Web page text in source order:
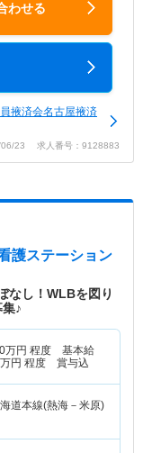
わせる
掖済会名古屋掖済
06/23 求人番号：9128883
護ステーション
なし！WLBを図り
♪
万円 程度 基本給
万円 程度 賞与込
海道本線(熱海－米原)